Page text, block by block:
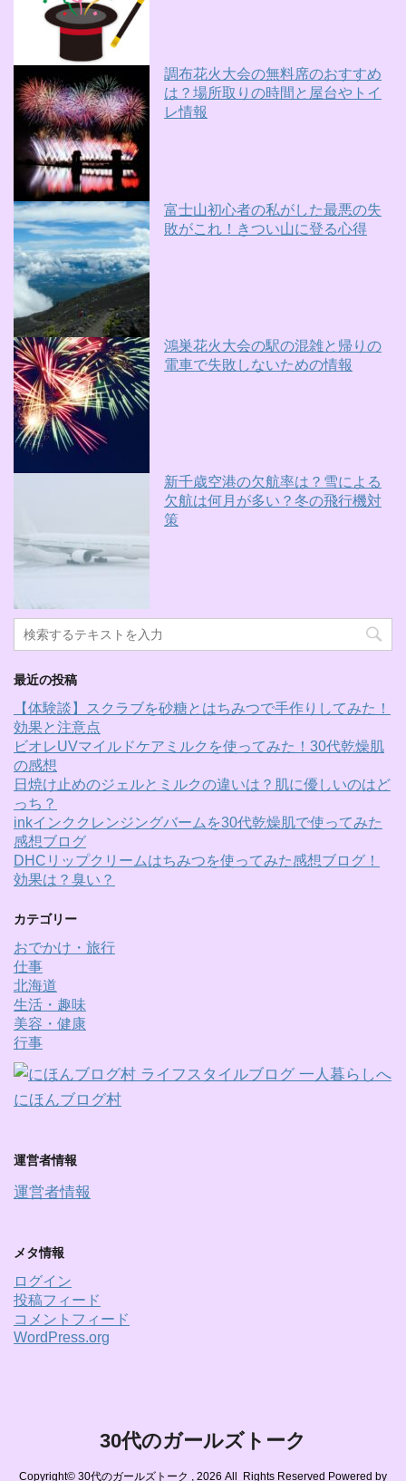
調布花火大会の無料席のおすすめ
は？場所取りの時間と屋台やトイ
レ情報
富士山初心者の私がした最悪の失
敗がこれ！きつい山に登る心得
鴻巣花火大会の駅の混雑と帰りの
電車で失敗しないための情報
新千歳空港の欠航率は？雪による
欠航は何月が多い？冬の飛行機対
策
最近の投稿
【体験談】スクラブを砂糖とはちみつで手作りしてみた！
効果と注意点
ビオレUVマイルドケアミルクを使ってみた！30代乾燥肌
の感想
日焼け止めのジェルとミルクの違いは？肌に優しいのはど
っち？
inkインククレンジングバームを30代乾燥肌で使ってみた
感想ブログ
DHCリップクリームはちみつを使ってみた感想ブログ！
効果は？臭い？
カテゴリー
おでかけ・旅行
仕事
北海道
生活・趣味
美容・健康
行事
にほんブログ村
運営者情報
運営者情報
メタ情報
ログイン
投稿フィード
コメントフィード
WordPress.org
30代のガールズトーク
Copyright© 30代のガールズトーク , 2026 All Rights Reserved Powered by